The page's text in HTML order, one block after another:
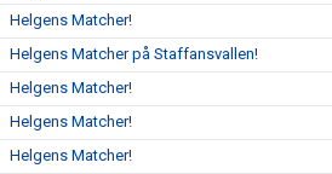
Helgens Matcher!
Helgens Matcher på Staffansvallen!
Helgens Matcher!
Helgens Matcher!
Helgens Matcher!